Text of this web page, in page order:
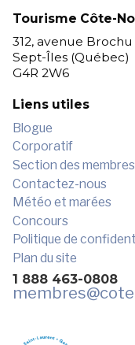
Tourisme Côte-
312, avenue Brochu
Sept-Îles (Québec)
G4R 2W6
Liens utiles
Blogue
Corporatif
Section des membres
Contactez-nous
Météo et marées
Concours
Politique de
Plan du site
1 888 463-0808
membres